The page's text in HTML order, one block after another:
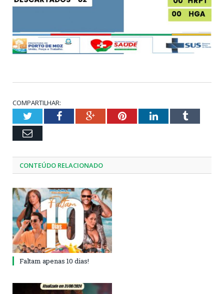
COMPARTILHAR:
TwitterFacebookGoogle+PinterestLinkedInTumblr
Email
CONTEÚDO RELACIONADO
Faltam apenas 10 dias!